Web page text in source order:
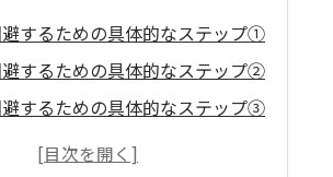
するための具体的なステップ①
するための具体的なステップ②
するための具体的なステップ③
相談が大切なのか？